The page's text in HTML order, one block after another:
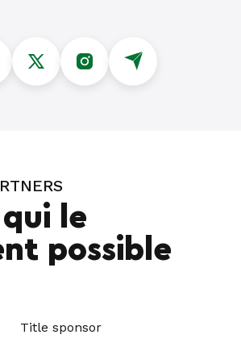
le
possible
Title sponsor